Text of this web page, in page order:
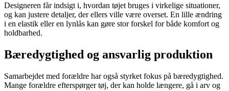
Designeren får indsigt i, hvordan tøjet bruges i virkelige situationer,
og kan justere detaljer, der ellers ville være overset. En lille ændring
i en elastik eller en lynlås kan gøre stor forskel for både komfort og
holdbarhed.
Bæredygtighed og ansvarlig produktion
Samarbejdet med forældre har også styrket fokus på bæredygtighed.
Mange forældre efterspørger tøj, der kan holde længere, gå i arv og